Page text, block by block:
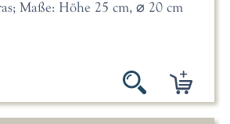
Maße: Höhe 25 cm, ⌀ 20 cm